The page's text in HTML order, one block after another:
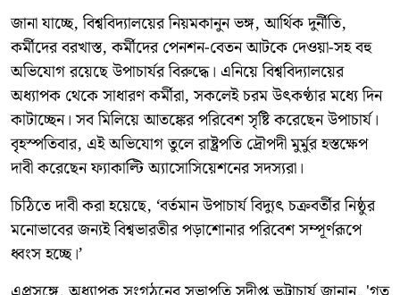
জানা যাচ্ছে, বিশ্ববিদ্যালয়ের নিয়মকানুন ভঙ্গ, আর্থিক দুর্নীতি,
কর্মীদের বরখাস্ত, কর্মীদের পেনশন-বেতন আটকে দেওয়া-সহ বহু
অভিযোগ রয়েছে উপাচার্যর বিরুদ্ধে। এনিয়ে বিশ্ববিদ্যালয়ের
অধ্যাপক থেকে সাধারণ কর্মীরা, সকলেই চরম উৎকণ্ঠার মধ্যে দিন
কাটাচ্ছেন। সব মিলিয়ে আতঙ্কের পরিবেশ সৃষ্টি করেছেন উপাচার্য।
বৃহস্পতিবার, এই অভিযোগ তুলে রাষ্ট্রপতি দ্রৌপদী মুর্মুর হস্তক্ষেপ
দাবী করেছেন ফ্যাকাল্টি অ্যাসোসিয়েশনের সদস্যরা।
চিঠিতে দাবী করা হয়েছে, ‘বর্তমান উপাচার্য বিদ্যুৎ চক্রবর্তীর নিষ্ঠুর
মনোভাবের জন্যই বিশ্বভারতীর পড়াশোনার পরিবেশ সম্পূর্ণরূপে
ধ্বংস হচ্ছে।’